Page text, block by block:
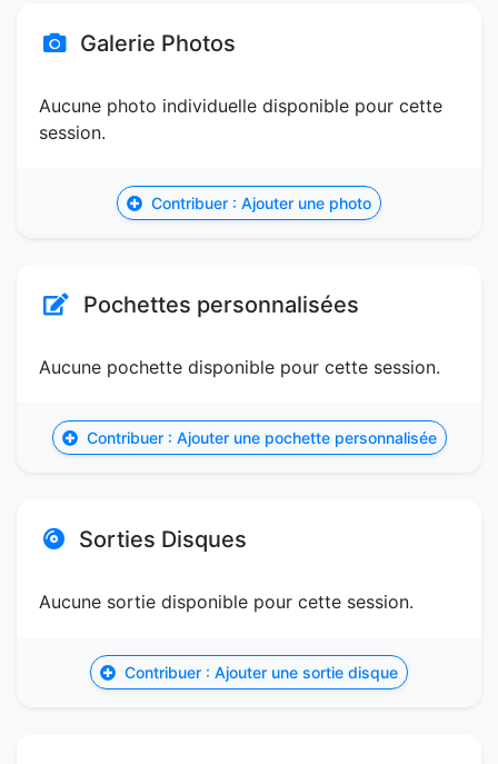
Galerie Photos
Aucune photo individuelle disponible pour cette
session.
Contribuer : Ajouter une photo
Pochettes personnalisées
Aucune pochette disponible pour cette session.
Contribuer : Ajouter une pochette personnalisée
Sorties Disques
Aucune sortie disponible pour cette session.
Contribuer : Ajouter une sortie disque